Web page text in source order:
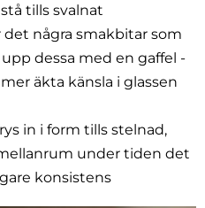
tills svalnat
några smakbitar som
dessa med en gaffel -
äkta känsla i glassen
in i form tills stelnad,
under tiden det
konsistens